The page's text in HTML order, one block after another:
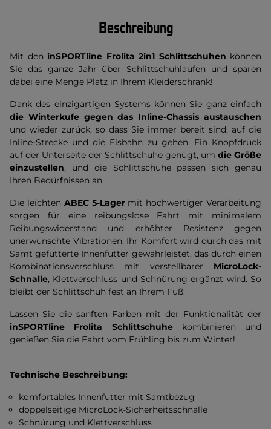
Beschreibung
Mit den inSPORTline Frolita 2in1 Schlittschuhen können
Sie das ganze Jahr über Schlittschuhlaufen und sparen
dabei eine Menge Platz in Ihrem Kleiderschrank!
Dank des einzigartigen Systems können Sie ganz einfach
die Winterkufe gegen das Inline-Chassis austauschen
und wieder zurück, so dass Sie immer bereit sind, auf die
Inline-Strecke und die Eisbahn zu gehen. Ein Knopfdruck
auf der Unterseite der Schlittschuhe genügt, um die Größe
einzustellen, und die Schlittschuhe passen sich genau
Ihren Bedürfnissen an.
Die leichten ABEC 5-Lagermit hochwertiger Verarbeitung
sorgen für eine reibungslose Fahrt mit minimalem
Reibungswiderstand und erhöhter Resistenz gegen
unerwünschte Vibrationen. Ihr Komfort wird durch das mit
Samt gefütterte Innenfutter gewährleistet, das durch einen
Kombinationsverschluss mit verstellbarer MicroLock-
Schnalle, Klettverschluss und Schnürung ergänzt wird. So
bleibt der Schlittschuh fest an Ihrem Fuß.
Lassen Sie die sanften Farben mit der Funktionalität der
inSPORTline Frolita Schlittschuhekombinieren und
genießen Sie die Fahrt vom Frühling bis zum Winter!
Technische Beschreibung:
komfortables Innenfutter mit Samtbezug
doppelseitige MicroLock-Sicherheitsschnalle
Schnürung und Klettverschluss